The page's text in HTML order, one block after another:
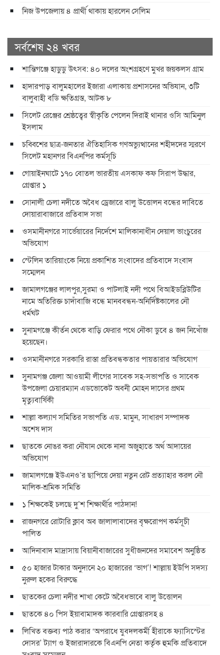
নিজ উপজেলায় ৪ প্রার্থী থাকায় হারলেন সেলিম
সর্বশেষ ২৪ খবর
শান্তিগঞ্জে হাডুডু উৎসব: ৪০ দলের অংশগ্রহণে মুখর জয়কলস গ্রাম
হাদারপাড় বালুমহালের ইজারা এলাকায় প্রশাসনের অভিযান, ৩টি
বালুবাহী বডি ক্ষতিগ্রস্ত, আটক ৮
সিলেট রেঞ্জের শ্রেষ্ঠত্বের স্বীকৃতি পেলেন দিরাই থানার ওসি আমিনুল
ইসলাম
চব্বিশের ছাত্র-জনতার ঐতিহাসিক গণঅভ্যুত্থানের শহীদদের স্মরণে
সিলেট মহানগর বিএনপির কর্মসূচি
গোয়াইনঘাটে ১৭০ বোতল ভারতীয় এসকাফ কফ সিরাপ উদ্ধার,
গ্রেপ্তার ১
সোনালী চেলা নদীতে অবৈধ ড্রেজারে বালু উত্তোলন বন্ধের দাবিতে
দোয়ারাবাজারে প্রতিবাদ সভা
ওসমানীনগরে সার্ভেয়ারের নির্দেশে মালিকানাধীন দেয়াল ভাংচুরের
অভিযোগ
স্টেলিন তারিয়াংকে নিয়ে প্রকাশিত সংবাদের প্রতিবাদে সংবাদ
সম্মেলন
জামালগঞ্জের লালপুর,সুরমা ও পাটলাই নদী পথে বিআইডব্লিউটির
নামে অতিরিক্ত চাদাঁবাজি বন্ধে মানববন্ধন-অনির্দিষ্টকালের নৌ
ধর্মঘট
সুনামগঞ্জে কীর্তন থেকে বাড়ি ফেরার পথে নৌকা ডুবে ৪ জন নিখোঁজ
হয়েছেন।
ওসমানীনগরে সরকারি রাস্তা প্রতিবন্ধকতার পায়তারার অভিযোগ
সুনামগঞ্জ জেলা আওয়ামী লীগের সাবেক সহ-সভাপতি ও সাবেক
উপজেলা চেয়ারম্যান এডভোকেট অবনী মোহন দাসের প্রথম
মৃত্যুবার্ষিকী
শাল্লা কল্যাণ সমিতির সভাপতি এড. মামুন, সাধারণ সম্পাদক
অশেষ দাস
ছাতকে নোঙর করা নৌযান থেকে নানা অজুহাতে অর্থ আদায়ের
অভিযোগ
জামালগঞ্জে ইউএনও’র ছাপিয়ে দেয়া নতুন রেট প্রত্যাহার করল নৌ
মালিক-শ্রমিক সমিতি
১ শিক্ষকেই চলছে দু’শ শিক্ষার্থীর পাঠদান!
রাজনগরে রোটারি ক্লাব অব জালালাবাদের বৃক্ষরোপণ কর্মসূচী
পালিত
আদিনাবাদ মাদ্রাসায় বিয়ানীবাজারের সুধীজনদের সমাবেশ অনুষ্ঠিত
৫০ হাজার টাকার অনুদানে ২০ হাজারের ‘ভাগ’! শাল্লায় ইউপি সদস্য
নুরুল হকের বিরুদ্ধে
ছাতকের চেলা নদীর শাখা কেটে অবৈধভাবে বালু উত্তোলন
ছাতকে ৪০ পিস ইয়াবামাদক কারবারি গ্রেপ্তারসহ ৪
লিখিত বক্তব্য পাঠ করার ‘অপরাধে যুবদলকর্মী হীরাকে ফ্যাসিস্টের
দোসর’ ট্যাগ ও ইজারাদারকে বিএনপি নেতা কর্তৃক হুমকি প্রতিবাদে